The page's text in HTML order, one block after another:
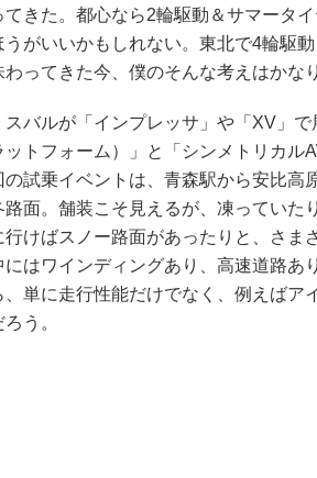
てきた。都心なら2輪駆動＆サマータ
うがいいかもしれない。東北で4輪駆
わってきた今、僕のそんな考えはかな
バルが「インプレッサ」や「XV」
ットフォーム）」と「シンメトリカル
の試乗イベントは、青森駅から安比高
路面。舗装こそ見えるが、凍っていた
行けばスノー路面があったりと、さま
にはワインディングあり、高速道路あ
、単に走行性能だけでなく、例えばア
ろう。